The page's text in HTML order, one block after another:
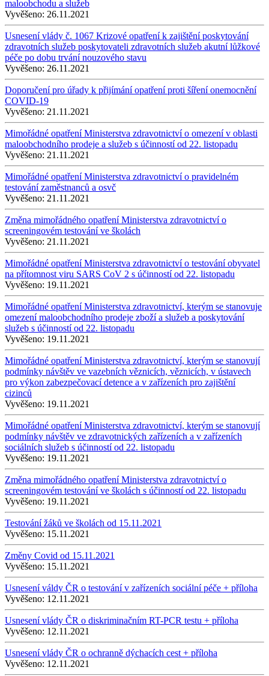
maloobchodu a služeb
Vyvěšeno: 26.11.2021
Usnesení vlády č. 1067 Krizové opatření k zajištění poskytování
zdravotních služeb poskytovateli zdravotních služeb akutní lůžkové
péče po dobu trvání nouzového stavu
Vyvěšeno: 26.11.2021
Doporučení pro úřady k přijímání opatření proti šíření onemocnění
COVID-19
Vyvěšeno: 21.11.2021
Mimořádné opatření Ministerstva zdravotnictví o omezení v oblasti
maloobchodního prodeje a služeb s účinností od 22. listopadu
Vyvěšeno: 21.11.2021
Mimořádné opatření Ministerstva zdravotnictví o pravidelném
testování zaměstnanců a osvč
Vyvěšeno: 21.11.2021
Změna mimořádného opatření Ministerstva zdravotnictví o
screeningovém testování ve školách
Vyvěšeno: 21.11.2021
Mimořádné opatření Ministerstva zdravotnictví o testování obyvatel
na přítomnost viru SARS CoV 2 s účinností od 22. listopadu
Vyvěšeno: 19.11.2021
Mimořádné opatření Ministerstva zdravotnictví, kterým se stanovuje
omezení maloobchodního prodeje zboží a služeb a poskytování
služeb s účinností od 22. listopadu
Vyvěšeno: 19.11.2021
Mimořádné opatření Ministerstva zdravotnictví, kterým se stanovují
podmínky návštěv ve vazebních věznicích, věznicích, v ústavech
pro výkon zabezpečovací detence a v zařízeních pro zajištění
cizinců
Vyvěšeno: 19.11.2021
Mimořádné opatření Ministerstva zdravotnictví, kterým se stanovují
podmínky návštěv ve zdravotnických zařízeních a v zařízeních
sociálních služeb s účinností od 22. listopadu
Vyvěšeno: 19.11.2021
Změna mimořádného opatření Ministerstva zdravotnictví o
screeningovém testování ve školách s účinností od 22. listopadu
Vyvěšeno: 19.11.2021
Testování žáků ve školách od 15.11.2021
Vyvěšeno: 15.11.2021
Změny Covid od 15.11.2021
Vyvěšeno: 15.11.2021
Usnesení váldy ČR o testování v zařízeních sociální péče + příloha
Vyvěšeno: 12.11.2021
Usnesení vlády ČR o diskriminačním RT-PCR testu + příloha
Vyvěšeno: 12.11.2021
Usnesení vlády ČR o ochranně dýchacích cest + příloha
Vyvěšeno: 12.11.2021